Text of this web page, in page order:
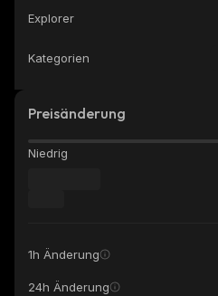
Explorer
Kategorien
Preisänderung
Niedrig
1h Änderung
24h Änderung